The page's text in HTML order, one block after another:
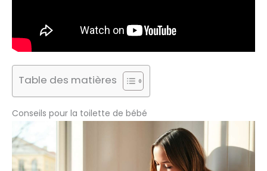
Table des matières
Conseils pour la toilette de bébé